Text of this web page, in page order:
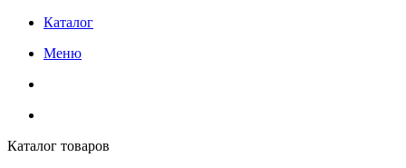
Каталог
Меню
Каталог товаров